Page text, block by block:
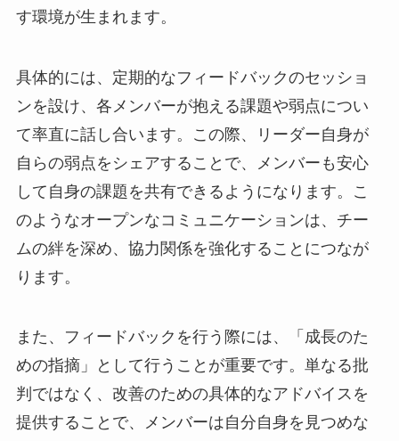
す環境が生まれます。
具体的には、定期的なフィードバックのセッショ
ンを設け、各メンバーが抱える課題や弱点につい
て率直に話し合います。この際、リーダー自身が
自らの弱点をシェアすることで、メンバーも安心
して自身の課題を共有できるようになります。こ
のようなオープンなコミュニケーションは、チー
ムの絆を深め、協力関係を強化することにつなが
ります。
また、フィードバックを行う際には、「成長のた
めの指摘」として行うことが重要です。単なる批
判ではなく、改善のための具体的なアドバイスを
提供することで、メンバーは自分自身を見つめな